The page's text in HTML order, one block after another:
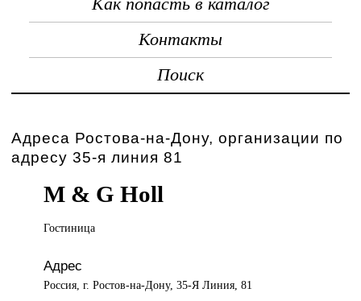
Контакты
Поиск
Адреса Ростова-на-Дону, организации по
адресу 35-я линия 81
M & G Holl
Гостиница
Адрес
Россия, г. Ростов-на-Дону, 35-Я Линия, 81